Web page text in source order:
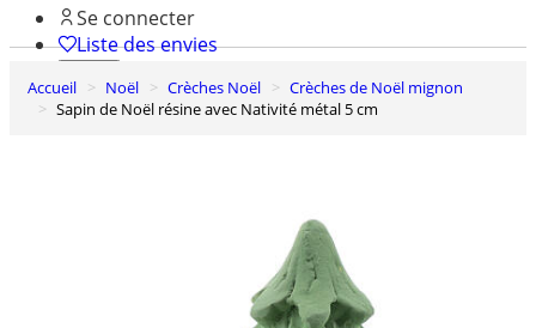
Se connecter
Liste des envies
0
Panier
Accueil Noël Crèches Noël
Crèches de Noël mignon
Sapin de Noël résine avec Nativité métal 5 cm